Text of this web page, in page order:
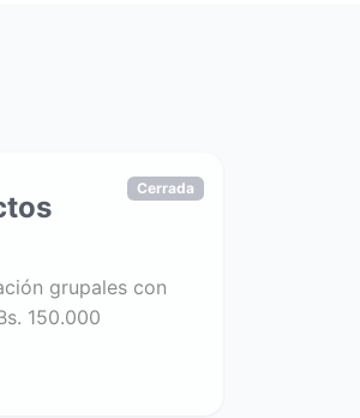
Cerrada
grupales con
150.000